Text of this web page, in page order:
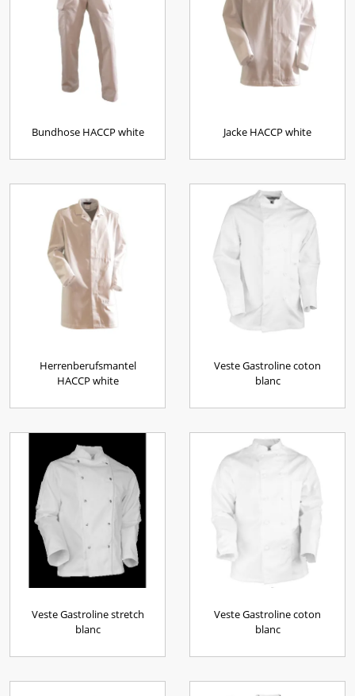
Bundhose HACCP white Jacke HACCP white
Herrenberufsmantel
HACCP white
Veste Gastroline coton
blanc
Veste Gastroline stretch
blanc
Veste Gastroline coton
blanc